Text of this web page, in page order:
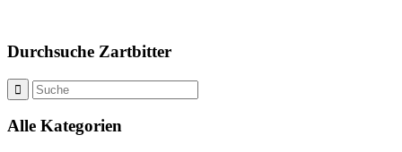
Durchsuche Zartbitter
Alle Kategorien